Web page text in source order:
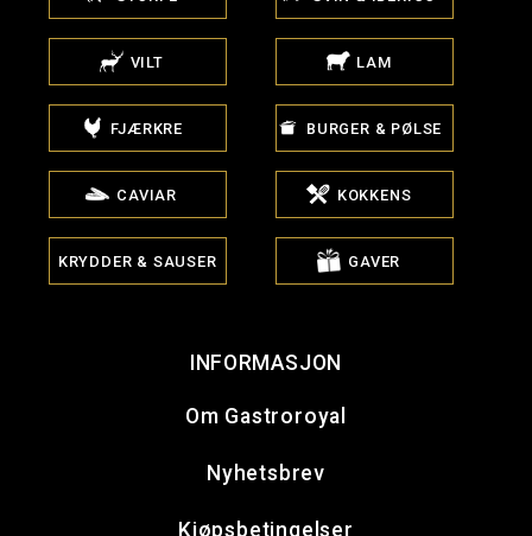
VILT LAM
FJÆRKRE BURGER & PØLSE
CAVIAR KOKKENS
KRYDDER & SAUSER GAVER
INFORMASJON
Om Gastroroyal
Nyhetsbrev
Kjøpsbetingelser